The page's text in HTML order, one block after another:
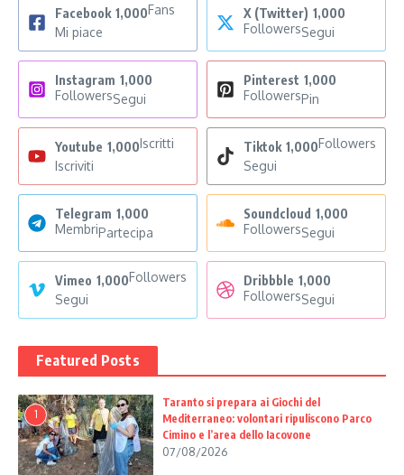
Facebook 1,000Fans
Mi piace
X (Twitter) 1,000
FollowersSegui
Instagram 1,000
FollowersSegui
Pinterest 1,000
FollowersPin
Youtube 1,000Iscritti
Iscriviti
Tiktok 1,000Followers
Segui
Telegram 1,000
MembriPartecipa
Soundcloud 1,000
FollowersSegui
Vimeo 1,000Followers
Segui
Dribbble 1,000
FollowersSegui
Featured Posts
1
Taranto si prepara ai Giochi del
Mediterraneo: volontari ripuliscono Parco
Cimino e l’area dello Iacovone
07/08/2026